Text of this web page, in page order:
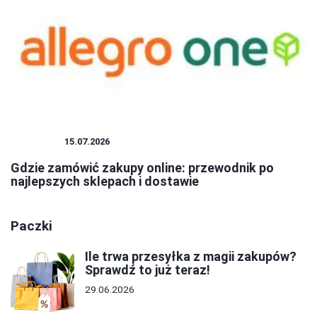
15.07.2026
Gdzie zamówić zakupy online: przewodnik po
najlepszych sklepach i dostawie
Paczki
Ile trwa przesyłka z magii zakupów?
Sprawdź to już teraz!
29.06.2026